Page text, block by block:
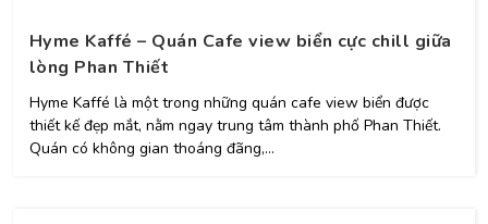
Hyme Kaffé – Quán Cafe view biển cực chill giữa
lòng Phan Thiết
Hyme Kaffé là một trong những quán cafe view biển được
thiết kế đẹp mắt, nằm ngay trung tâm thành phố Phan Thiết.
Quán có không gian thoáng đãng,...